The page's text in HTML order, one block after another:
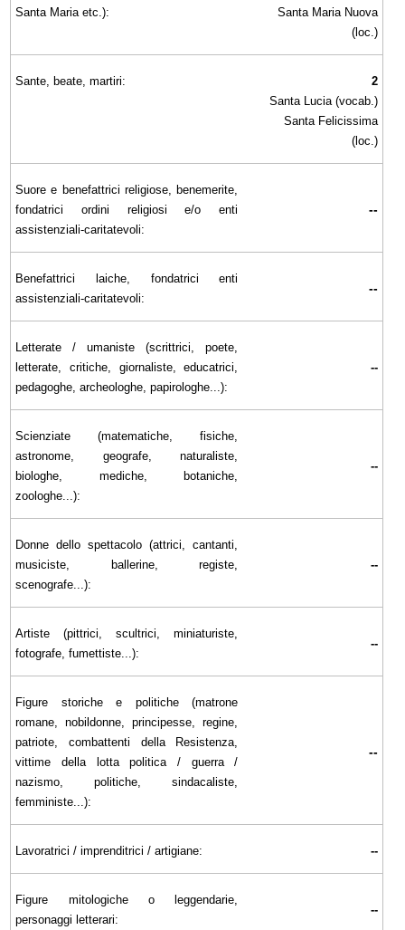
Santa Maria etc.):
Santa Maria Nuova
(loc.)
Sante, beate, martiri:
2
Santa Lucia (vocab.)
Santa Felicissima
(loc.)
Suore e benefattrici religiose, benemerite,
fondatrici ordini religiosi e/o enti
assistenziali-caritatevoli:
--
Benefattrici laiche, fondatrici enti
assistenziali-caritatevoli:
--
Letterate / umaniste (scrittrici, poete,
letterate, critiche, giornaliste, educatrici,
pedagoghe, archeologhe, papirologhe...):
--
Scienziate (matematiche, fisiche,
astronome, geografe, naturaliste,
biologhe, mediche, botaniche,
zoologhe...):
--
Donne dello spettacolo (attrici, cantanti,
musiciste, ballerine, registe,
scenografe...):
--
Artiste (pittrici, scultrici, miniaturiste,
fotografe, fumettiste...):
--
Figure storiche e politiche (matrone
romane, nobildonne, principesse, regine,
patriote, combattenti della Resistenza,
vittime della lotta politica / guerra /
nazismo, politiche, sindacaliste,
femministe...):
--
Lavoratrici / imprenditrici / artigiane: --
Figure mitologiche o leggendarie,
personaggi letterari:
--